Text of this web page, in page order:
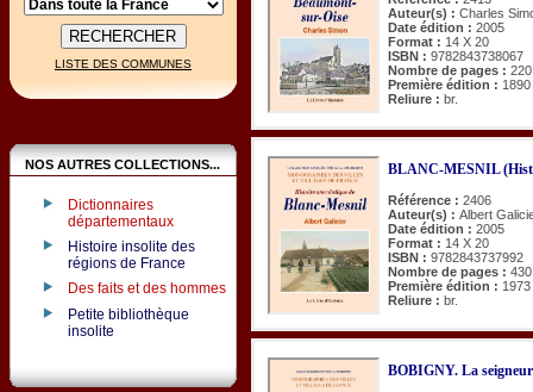
LISTE DES COMMUNES
NOS AUTRES COLLECTIONS...
Dictionnaires
départementaux
Histoire insolite des
régions de France
Des faits et des hommes
Petite bibliothèque
insolite
Auteur(s) : Charles
Date édition : 2005
Format : 14 X 20
ISBN : 9782843738067
Nombre de pages : 220
Première édition : 1890
Reliure : br.
BLANC-MESNIL
Référence : 2406
Auteur(s) : Albert
Date édition : 2005
Format : 14 X 20
ISBN : 9782843737992
Nombre de pages : 430
Première édition : 1973
Reliure : br.
BOBIGNY. La